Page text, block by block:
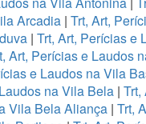
Arcadia | Trt, Art,
| Trt, Art, Perícias e
Art, Perícias e Laudos
e Laudos na Vila
na Vila Bela | Trt,
Vila Bela Aliança| Trt,